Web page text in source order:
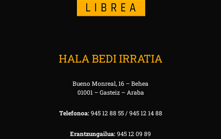
HALA BEDI IRRATIA
Bueno Monreal, 16 – Behea
01001 – Gasteiz – Araba
Telefonoa:945 12 88 55 / 945 12 14 88
Erantzungailua:945 12 09 89